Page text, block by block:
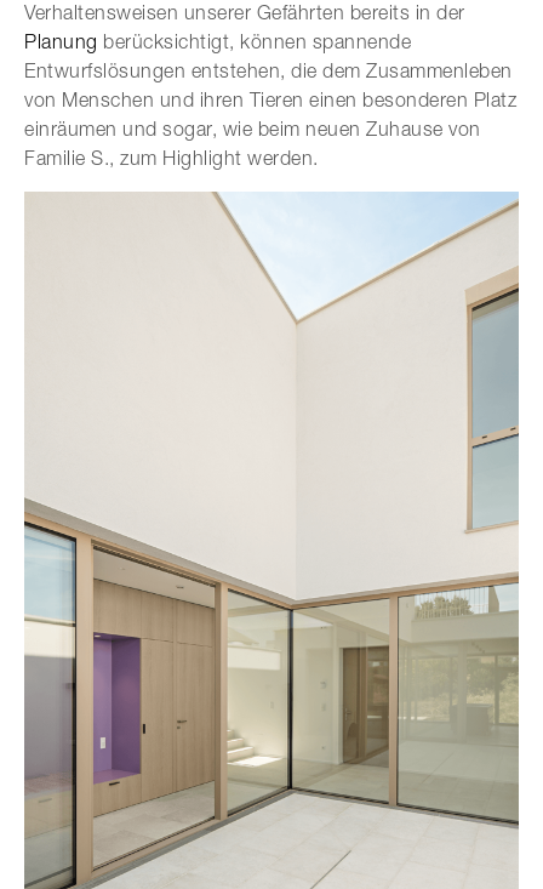
Verhaltensweisen unserer Gefährten bereits in der
Planung berücksichtigt, können spannende
Entwurfslösungen entstehen, die dem Zusammenleben
von Menschen und ihren Tieren einen besonderen Platz
einräumen und sogar, wie beim neuen Zuhause von
Familie S., zum Highlight werden.